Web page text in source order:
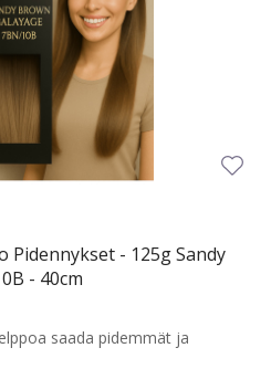
Pidennykset - 125g Sandy
- 40cm
saada pidemmät ja